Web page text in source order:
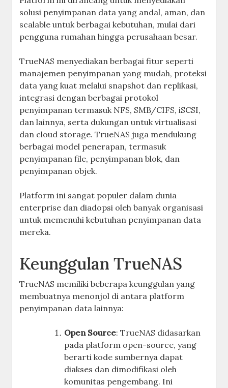
solusi penyimpanan data yang andal, aman, dan
scalable untuk berbagai kebutuhan, mulai dari
pengguna rumahan hingga perusahaan besar.
TrueNAS menyediakan berbagai fitur seperti
manajemen penyimpanan yang mudah, proteksi
data yang kuat melalui snapshot dan replikasi,
integrasi dengan berbagai protokol
penyimpanan termasuk NFS, SMB/CIFS, iSCSI,
dan lainnya, serta dukungan untuk virtualisasi
dan cloud storage. TrueNAS juga mendukung
berbagai model penerapan, termasuk
penyimpanan file, penyimpanan blok, dan
penyimpanan objek.
Platform ini sangat populer dalam dunia
enterprise dan diadopsi oleh banyak organisasi
untuk memenuhi kebutuhan penyimpanan data
mereka.
Keunggulan TrueNAS
TrueNAS memiliki beberapa keunggulan yang
membuatnya menonjol di antara platform
penyimpanan data lainnya:
Open Source: TrueNAS didasarkan
pada platform open-source, yang
berarti kode sumbernya dapat
diakses dan dimodifikasi oleh
komunitas pengembang. Ini